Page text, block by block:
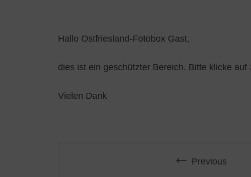
Hallo Ostfriesland-Fotobox Gast,
dies ist ein geschützter Bereich. Bitte klicke auf
Vielen Dank
Previous